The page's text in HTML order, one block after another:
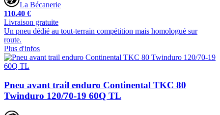
La Bécanerie
110,40 €
Livraison gratuite
Un pneu dédié au tout-terrain compétition mais homologué sur
route.
Plus d'infos
Pneu avant trail enduro Continental TKC 80
Twinduro 120/70-19 60Q TL